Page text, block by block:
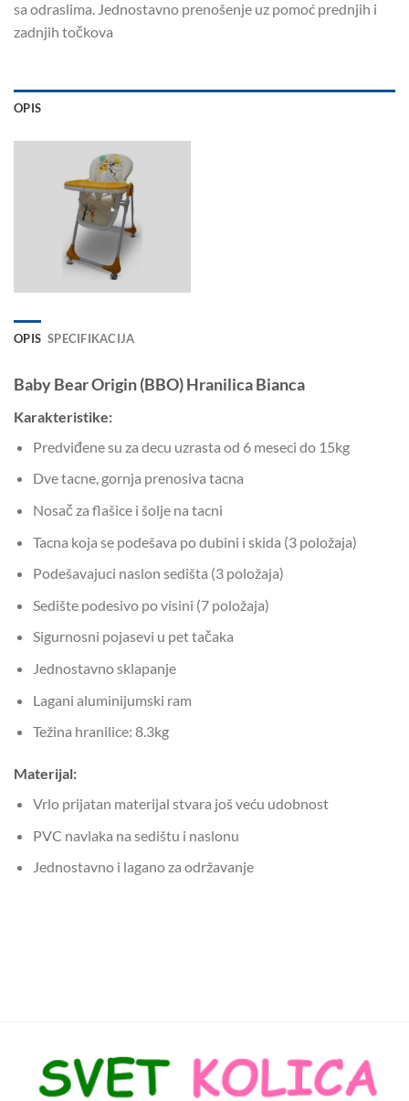
sa odraslima. Jednostavno prenošenje uz pomoć prednjih i
zadnjih točkova
OPIS
OPIS SPECIFIKACIJA
Baby Bear Origin (BBO) Hranilica Bianca
Karakteristike:
Predviđene su za decu uzrasta od 6 meseci do 15kg
Dve tacne, gornja prenosiva tacna
Nosač za flašice i šolje na tacni
Tacna koja se podešava po dubini i skida (3 položaja)
Podešavajuci naslon sedišta (3 položaja)
Sedište podesivo po visini (7 položaja)
Sigurnosni pojasevi u pet tačaka
Jednostavno sklapanje
Lagani aluminijumski ram
Težina hranilice: 8.3kg
Materijal:
Vrlo prijatan materijal stvara još veću udobnost
PVC navlaka na sedištu i naslonu
Jednostavno i lagano za održavanje